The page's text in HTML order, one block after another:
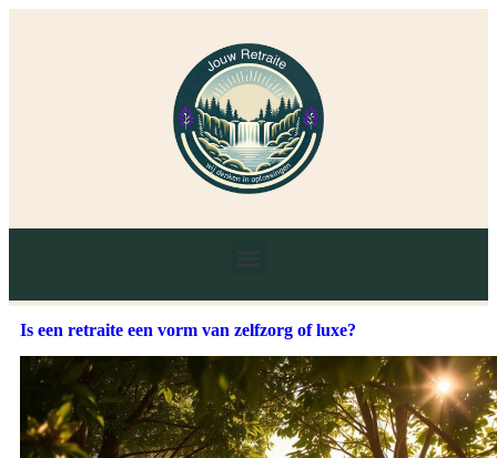
Is een retraite een vorm van zelfzorg of luxe?